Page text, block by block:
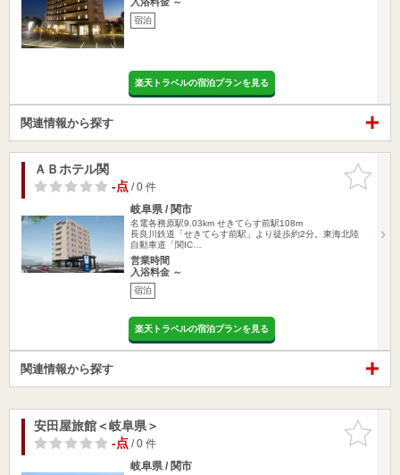
宿泊
楽天トラベルの宿泊プランを見る
関連情報から探す
お気に入
りに追加
ＡＢホテル関
-点/ 0 件
岐阜県 / 関市
名電各務原駅9.03km せきてらす前駅108m
長良川鉄道「せきてらす前駅」より徒歩約2分。東海北陸
自動車道「関IC…
営業時間
入浴料金 ～
宿泊
楽天トラベルの宿泊プランを見る
関連情報から探す
お気に入
りに追加
安田屋旅館＜岐阜県＞
-点/ 0 件
岐阜県 / 関市